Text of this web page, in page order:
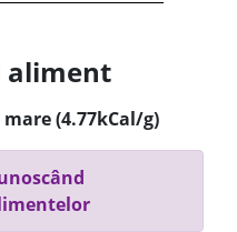
(4.77kCal/g)